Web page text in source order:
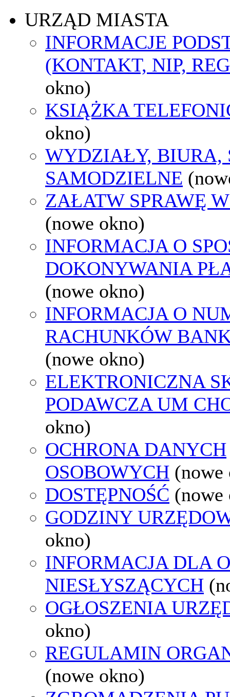
URZĄD MIASTA
INFORMACJE
(KONTAKT, NIP,
okno)
KSIĄŻKA
okno)
WYDZIAŁY, BIURA,
SAMODZIELNE
ZAŁATW SPRAWĘ
(nowe okno)
INFORMACJA O
DOKONYWANIA
(nowe okno)
INFORMACJA O
RACHUNKÓW
(nowe okno)
ELEKTRONICZNA
PODAWCZA UM
okno)
OCHRONA DANYCH
OSOBOWYCH (nowe
DOSTĘPNOŚĆ (nowe
GODZINY
okno)
INFORMACJA DLA
NIESŁYSZĄCYCH
OGŁOSZENIA
okno)
REGULAMIN
(nowe okno)